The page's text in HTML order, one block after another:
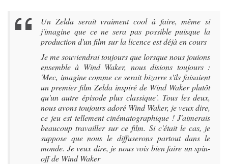
Un Zelda serait vraiment cool à faire, même si
j'imagine que ce ne sera pas possible puisque la
production d'un film sur la licence est déjà en cours
Je me souviendrai toujours que lorsque nous jouions
ensemble à Wind Waker, nous disions toujours :
'Mec, imagine comme ce serait bizarre s'ils faisaient
un premier film Zelda inspiré de Wind Waker plutôt
qu'un autre épisode plus classique'. Tous les deux,
nous avons toujours adoré Wind Waker, je veux dire,
ce jeu est tellement cinématographique ! J'aimerais
beaucoup travailler sur ce film. Si c'était le cas, je
suppose que nous le diffuserons partout dans le
monde. Je veux dire, je nous vois bien faire un spin-
off de Wind Waker